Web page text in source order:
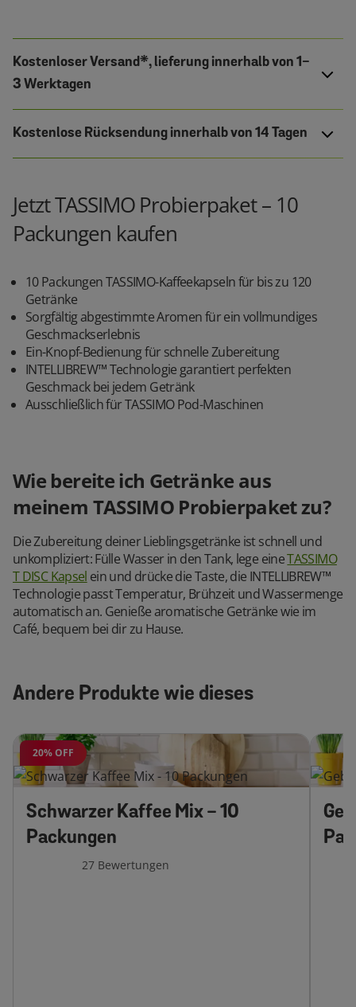
Kostenloser Versand*, lieferung innerhalb von 1-
3 Werktagen
Kostenlose Rücksendung innerhalb von 14 Tagen
Jetzt TASSIMO Probierpaket – 10
Packungen kaufen
10 Packungen TASSIMO-Kaffeekapseln für bis zu 120
Getränke
Sorgfältig abgestimmte Aromen für ein vollmundiges
Geschmackserlebnis
Ein-Knopf-Bedienung für schnelle Zubereitung
INTELLIBREW™ Technologie garantiert perfekten
Geschmack bei jedem Getränk
Ausschließlich für TASSIMO Pod-Maschinen
Wie bereite ich Getränke aus
meinem TASSIMO Probierpaket zu?
Die Zubereitung deiner Lieblingsgetränke ist schnell und
unkompliziert: Fülle Wasser in den Tank, lege eineTASSIMO
T DISC Kapsel ein und drücke die Taste, die INTELLIBREW™
Technologie passt Temperatur, Brühzeit und Wassermenge
automatisch an. Genieße aromatische Getränke wie im
Café, bequem bei dir zu Hause.
Andere Produkte wie dieses
20% OFF
Schwarzer Kaffee Mix - 10
Packungen
27 Bewertungen